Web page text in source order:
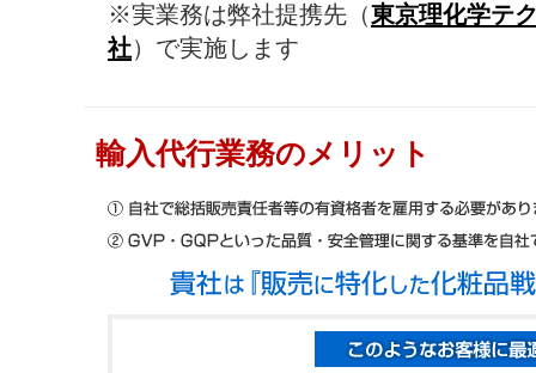
※実業務は弊社提携先（東京理化学テ
社）で実施します
輸入代行業務のメリット